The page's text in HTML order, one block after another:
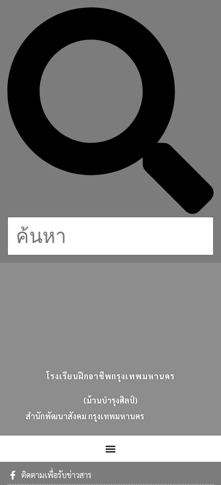
โรงเรียนฝึกอาชีพกรุงเทพมหานคร
(ม้วนบำรุงศิลป์)
สนกพฒนาสงคม กรงเทพมหานคร
ติดตามเพื่อรับข่าวสาร